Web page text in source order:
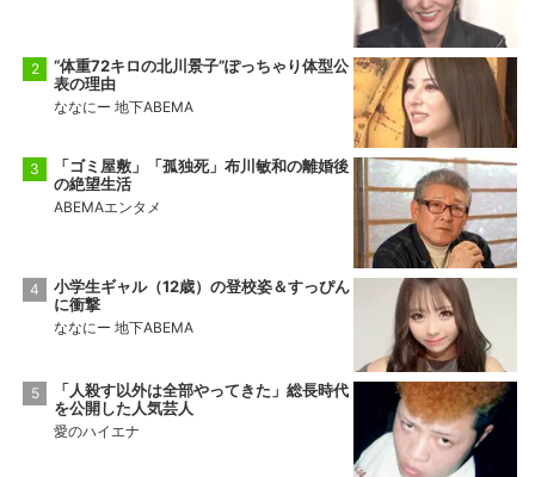
“体重72キロの北川景子”ぽっちゃり体型公
表の理由
ななにー 地下ABEMA
「ゴミ屋敷」「孤独死」布川敏和の離婚後
の絶望生活
ABEMAエンタメ
小学生ギャル（12歳）の登校姿＆すっぴん
に衝撃
ななにー 地下ABEMA
「人殺す以外は全部やってきた」総長時代
を公開した人気芸人
愛のハイエナ